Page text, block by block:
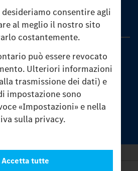
consentire agli
al meglio il nostro sito
costantemente.
può essere revocato
Ulteriori informazioni
trasmissione dei dati) e
impostazione sono
«Impostazioni» e nella
sulla privacy.
Accetta tutte